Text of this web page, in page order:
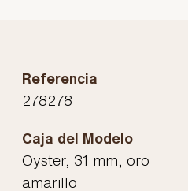
Referencia
278278
Caja del Modelo
Oyster, 31 mm, oro
amarillo